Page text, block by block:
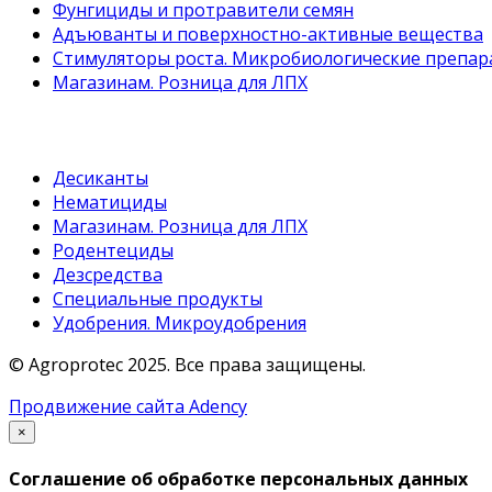
Фунгициды и протравители семян
Адъюванты и поверхностно-активные вещества
Стимуляторы роста. Микробиологические
Магазинам. Розница для ЛПХ
Десиканты
Нематициды
Магазинам. Розница для ЛПХ
Родентециды
Дезсредства
Специальные продукты
Удобрения. Микроудобрения
© Agroprotec 2025. Все права защищены.
Продвижение сайта Adency
×
Соглашение об обработке персональных данных